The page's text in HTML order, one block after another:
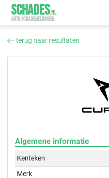
SCHADES.NL
AUTO SCHADEMELDINGEN
terug naar resultaten
Algemene informatie
Kenteken
Merk